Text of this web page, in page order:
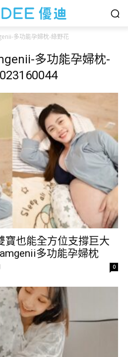
多功能孕婦枕-綠野花
多功能孕婦枕-
寶也能全方位支撐巨大
多功能孕婦枕
0